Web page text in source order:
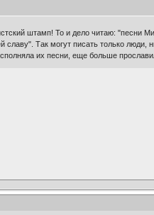
штамп! То и дело читаю: "песни
Так могут писать только люди,
их песни, еще больше